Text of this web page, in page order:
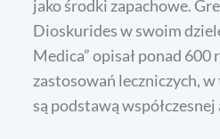
jako środki zapachowe.
Dioskurides w swoim
Medica” opisał ponad 600
zastosowań leczniczych,
są podstawą